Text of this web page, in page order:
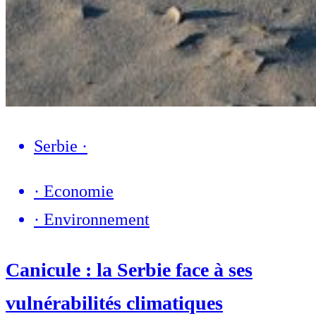
Serbie ·
· Economie
· Environnement
Canicule : la Serbie face à ses
vulnérabilités climatiques